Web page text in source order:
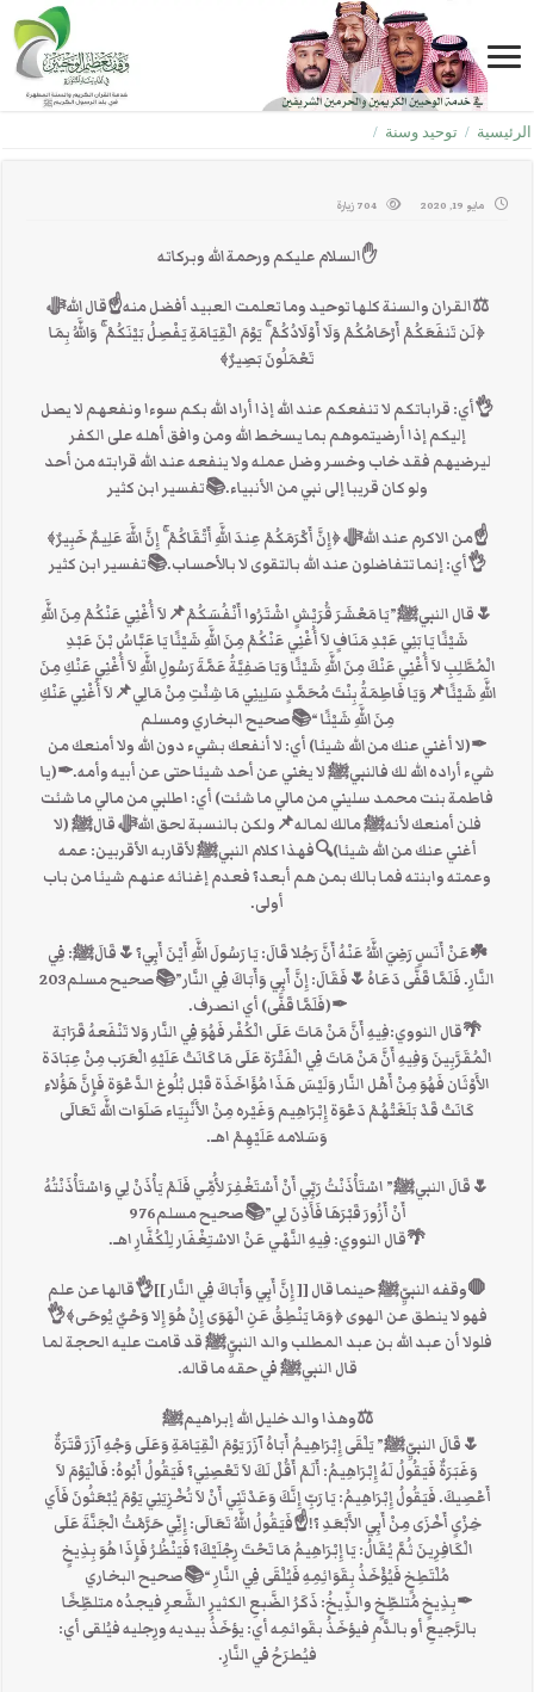
الرئيسية / توحيد وسنة /
مايو 19, 2020 704 زيارة
✋السلام عليكم ورحمة الله وبركاته
⚖️القران والسنة كلها توحيد وما تعلمت العبيد أفضل منه☝قال اللهﷻ
﴿لَن تَنفَعَكُمْ أَرْحَامُكُمْ وَلَا أَوْلَادُكُمْ ۚ يَوْمَ الْقِيَامَةِ يَفْصِلُ بَيْنَكُمْ ۚ وَاللَّهُ بِمَا
تَعْمَلُونَ بَصِيرٌ﴾
👌أي: قراباتكم لا تنفعكم عند الله إذا أراد الله بكم سوءا ونفعهم لا يصل
إليكم إذا أرضيتموهم بما يسخط الله ومن وافق أهله على الكفر
ليرضيهم فقد خاب وخسر وضل عمله ولا ينفعه عند الله قرابته من أحد
ولو كان قريبا إلى نبي من الأنبياء.📚تفسير ابن كثير
☝من الاكرم عند اللهﷻ ﴿إِنَّ أَكْرَمَكُمْ عِندَ اللَّهِ أَتْقَاكُمْ ۚ إِنَّ اللَّهَ عَلِيمٌ خَبِيرٌ﴾
👌أي: إنما تتفاضلون عند الله بالتقوى لا بالأحساب.📚تفسير ابن كثير
🌷قال النبيﷺ”يَا مَعْشَرَ قُرَيْشٍ اشْتَرُوا أَنْفُسَكُمْ📌لاَ أُغْنِي عَنْكُمْ مِنَ اللَّهِ
شَيْئًا يَا بَنِي عَبْدِ مَنَافٍ لاَ أُغْنِي عَنْكُمْ مِنَ اللَّهِ شَيْئًا يَا عَبَّاسُ بْنَ عَبْدِ
الْمُطَّلِبِ لاَ أُغْنِي عَنْكَ مِنَ اللَّهِ شَيْئًا وَيَا صَفِيَّةُ عَمَّةَ رَسُولِ اللَّهِ لاَ أُغْنِي عَنْكِ مِنَ
اللَّهِ شَيْئًا📌وَيَا فَاطِمَةُ بِنْتَ مُحَمَّدٍ سَلِينِي مَا شِئْتِ مِنْ مَالِي📌لاَ أُغْنِي عَنْكِ
مِنَ اللَّهِ شَيْئًا “📚صحيح البخاري ومسلم
✒(لا أغني عنك من الله شيئا) أي: لا أنفعك بشيء دون الله ولا أمنعك من
شيء أراده الله لك فالنبيﷺ لا يغني عن أحد شيئا حتى عن أبيه وأمه.✒(يا
فاطمة بنت محمد سليني من مالي ما شئت) أي: اطلبي من مالي ما شئت
فلن أمنعك لأنهﷺ مالك لماله📌ولكن بالنسبة لحق اللهﷻ قالﷺ (لا
أغني عنك من الله شيئا)🔍فهذا كلام النبيﷺ لأقاربه الأقربين: عمه
وعمته وابنته فما بالك بمن هم أبعد؟ فعدم إغنائه عنهم شيئا من باب
أولى.
☘️عَنْ أَنَسٍ رَضِيَ اللَّهُ عَنْهُ أَنَّ رَجُلا قَالَ: يَا رَسُولَ اللَّهِ أَيْنَ أَبِي؟🌷قَالَﷺ: فِي
النَّارِ. فَلَمَّا قَفَّى دَعَاهُ🌷فَقَالَ: إِنَّ أَبِي وَأَبَاكَ فِي النَّار”📚صحيح مسلم203
✒(فَلَمَّا قَفَّى) أي انصرف.
🌴قال النووي:فِيهِ أَنَّ مَنْ مَاتَ عَلَى الْكُفْر فَهُوَ فِي النَّار وَلا تَنْفَعهُ قَرَابَة
الْمُقَرَّبِينَ وَفِيهِ أَنَّ مَنْ مَاتَ فِي الْفَتْرَة عَلَى مَا كَانَتْ عَلَيْهِ الْعَرَب مِنْ عِبَادَة
الأَوْثَان فَهُوَ مِنْ أَهْل النَّار وَلَيْسَ هَذَا مُؤَاخَذَة قَبْل بُلُوغ الدَّعْوَة فَإِنَّ هَؤُلاءِ
كَانَتْ قَدْ بَلَغَتْهُمْ دَعْوَة إِبْرَاهِيم وَغَيْره مِنْ الأَنْبِيَاء صَلَوَات اللَّه تَعَالَى
وَسَلامه عَلَيْهِمْ اهـ.
🌷قَالَ النبيﷺ” اسْتَأْذَنْتُ رَبِّي أَنْ أَسْتَغْفِرَ لأُمِّي فَلَمْ يَأْذَنْ لِي وَاسْتَأْذَنْتُهُ
أَنْ أَزُورَ قَبْرَهَا فَأَذِنَ لِي”📚صحيح مسلم976
🌴قال النووي: فِيهِ النَّهْي عَنْ الاسْتِغْفَار لِلْكُفَّارِ اهـ.
🛑وقفه النبيِّﷺ حينما قال [[ إِنَّ أَبِي وَأَبَاكَ فِي النَّار ]]👌قالها عن علم
فهو لا ينطق عن الهوى ﴿وَمَا يَنْطِقُ عَنِ الْهَوَى إِنْ هُوَ إِلا وَحْيٌ يُوحَى﴾👌
فلولا أن عبد الله بن عبد المطلب والد النبيِّﷺ قد قامت عليه الحجة لما
قال النبيﷺ في حقه ما قاله.
⚖️وهذا والد خليل الله إبراهيمﷺ
🌷قَالَ النبيِّﷺ” يَلْقَى إِبْرَاهِيمُ أَبَاهُ آزَرَ يَوْمَ الْقِيَامَةِ وَعَلَى وَجْهِ آزَرَ قَتَرَةٌ
وَغَبَرَةٌ فَيَقُولُ لَهُ إِبْرَاهِيمُ: أَلَمْ أَقُلْ لَكَ لاَ تَعْصِنِي؟ فَيَقُولُ أَبُوهُ: فَالْيَوْمَ لاَ
أَعْصِيكَ. فَيَقُولُ إِبْرَاهِيمُ: يَا رَبِّ إِنَّكَ وَعَدْتَنِي أَنْ لاَ تُخْزِيَنِي يَوْمَ يُبْعَثُونَ فَأَي
خِزْىٍ أَخْزَى مِنْ أَبِي الأَبْعَدِ ؟!☝فَيَقُولُ اللَّهُ تَعَالَى: إِنِّي حَرَّمْتُ الْجَنَّةَ عَلَى
الْكَافِرِينَ ثُمَّ يُقَالُ: يَا إِبْرَاهِيمُ مَا تَحْتَ رِجْلَيْكَ؟ فَيَنْظُرُ فَإِذَا هُوَ بِذِيخٍ
مُلْتَطِخٍ فَيُؤْخَذُ بِقَوَائِمِهِ فَيُلْقَى فِي النَّارِ “📚صحيح البخاري
✒بِذِيخٍ مُتلطِّخٍ والذِّيخُ: ذَكَرُ الضَّبعِ الكثيرِ الشَّعرِ فيجدُه متلطِّخًا
بالرَّجيعِ أو بالدَّمِ فيؤخَذُ بقَوائمِه أي: يؤخَذُ بيديه ورِجليه فيُلقى أي:
فيُطرَحُ في النَّارِ.